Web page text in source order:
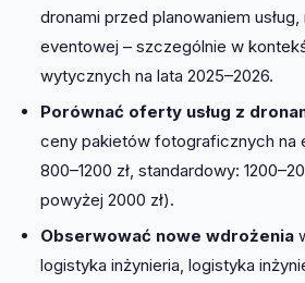
dronami przed planowaniem
eventowej – szczególnie w
wytycznych na lata 2025–2026.
Porównać oferty usług z
ceny pakietów fotograficznych na
800–1200 zł, standardowy:
powyżej 2000 zł).
Obserwować nowe wdrożenia
logistyka inżynieria, logistyka